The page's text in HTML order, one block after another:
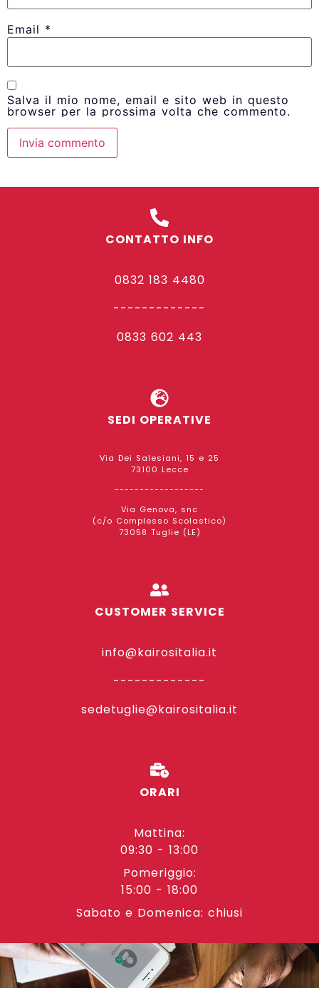
Email *
Salva il mio nome, email e sito web in questo
browser per la prossima volta che commento.
CONTATTO INFO
0832 183 4480
-------------
0833 602 443
SEDI OPERATIVE
Via Dei Salesiani, 15 e 25
73100 Lecce
------------------
Via Genova, snc
(c/o Complesso Scolastico)
73058 Tuglie (LE)
CUSTOMER SERVICE
info@kairositalia.it
-------------
sedetuglie@kairositalia.it
ORARI
Mattina:
09:30 - 13:00
Pomeriggio:
15:00 - 18:00
Sabato e Domenica: chiusi